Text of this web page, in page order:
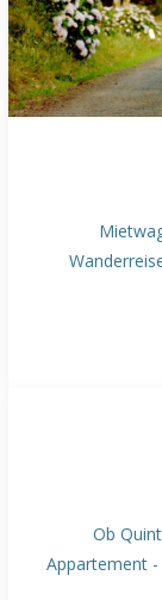
Ob
Appartement -